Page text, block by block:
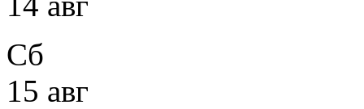
Сб
15 авг